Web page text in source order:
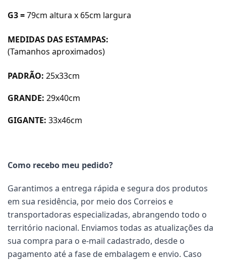
G3 =79cm altura x 65cm largura
MEDIDAS DAS ESTAMPAS:
(Tamanhos aproximados)
PADRÃO: 25x33cm
GRANDE: 29x40cm
GIGANTE: 33x46cm
Como recebo meu pedido?
Garantimos a entrega rápida e segura dos produtos
em sua residência, por meio dos Correios e
transportadoras especializadas, abrangendo todo o
território nacional. Enviamos todas as atualizações da
sua compra para o e-mail cadastrado, desde o
pagamento até a fase de embalagem e envio. Caso